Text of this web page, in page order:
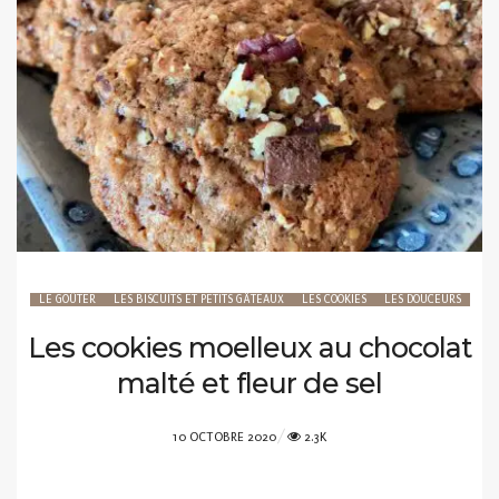
LE GOÛTER LES BISCUITS ET PETITS GÂTEAUX LES COOKIES LES DOUCEURS
Les cookies moelleux au chocolat
malté et fleur de sel
POSTED
10 OCTOBRE 2020 2.3K